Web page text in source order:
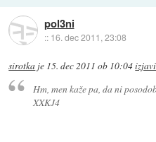
pol3ni
:: 16. dec 2011, 23:08
sirotka je 15. dec 2011 ob 10:04
Hm, men kaže pa, da ni
XXKJ4